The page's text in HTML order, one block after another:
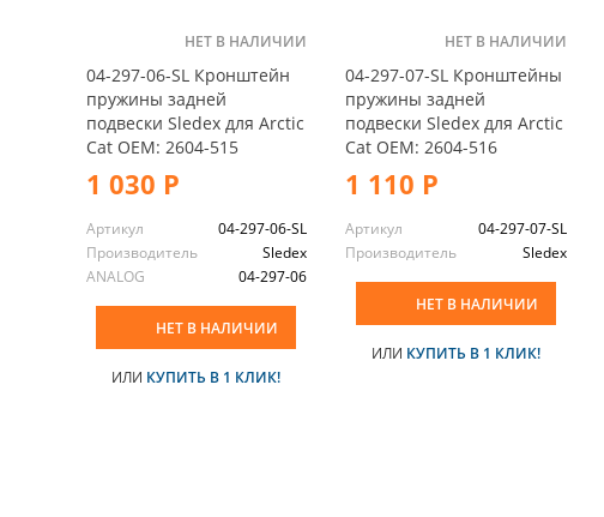
НЕТ В НАЛИЧИИ
04-297-06-SL Кронштейн
пружины задней
подвески Sledex для Arctic
Cat OEM: 2604-515
1 030 Р
Артикул
04-297-06-SL
Производитель
Sledex
ANALOG
04-297-06
НЕТ В НАЛИЧИИ
ИЛИ КУПИТЬ В 1 КЛИК!
НЕТ В НАЛИЧИИ
04-297-07-SL Кронштейны
пружины задней
подвески Sledex для Arctic
Cat ОЕМ: 2604-516
1 110 Р
Артикул
04-297-07-SL
Производитель
Sledex
НЕТ В НАЛИЧИИ
ИЛИ КУПИТЬ В 1 КЛИК!